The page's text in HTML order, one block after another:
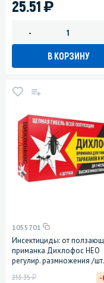
25.51)
-
В КОРЗИНУ
1055701
Инсектициды: от
приманка Дихлофос НЕО
регулир. размножения /
213.35у -